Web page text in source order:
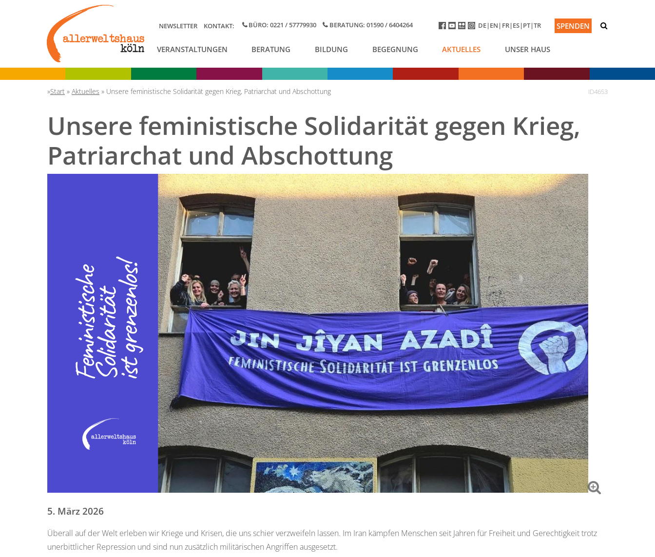
BÜRO: 0221 / 57779930 BERATUNG: 01590 / 6404264 SPENDEN
NEWSLETTER KONTAKT: DE EN FR ES PT TR
VERANSTALTUNGEN BERATUNG BILDUNG BEGEGNUNG AKTUELLES UNSER HAUS
Start » Aktuelles » Unsere feministische Solidarität gegen Krieg, Patriarchat und Abschottung ID4653
Unsere feministische Solidarität gegen Krieg,
Patriarchat und Abschottung
5. März 2026
Überall auf der Welt erleben wir Kriege und Krisen, die uns schier verzweifeln lassen. Im Iran kämpfen Menschen seit Jahren für Freiheit und Gerechtigkeit trotz
unerbittlicher Repression und sind nun zusätzlich militärischen Angriffen ausgesetzt.